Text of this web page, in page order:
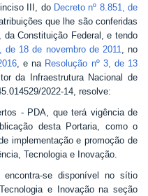
III, do Decreto nº 8.851, de
que lhe são conferidas
Constituição Federal, e tendo
de 18 de novembro de 2011, no
, e na Resolução nº 3, de 13
da Infraestrutura Nacional de
2022-14, resolve:
- PDA, que terá vigência de
desta Portaria, como o
implementação e promoção de
Tecnologia e Inovação.
se disponível no sítio
e Inovação na seção